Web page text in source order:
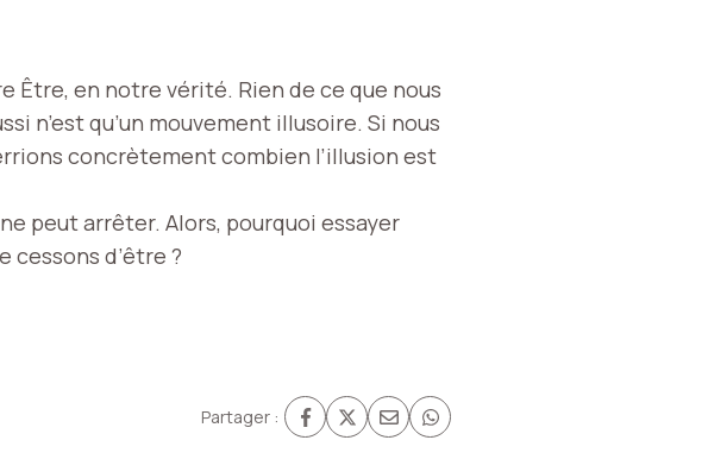
Être, en notre vérité. Rien de ce que nous
n’est qu’un mouvement illusoire. Si nous
concrètement combien l’illusion est
peut arrêter. Alors, pourquoi essayer
cessons d’être ?
Partager :